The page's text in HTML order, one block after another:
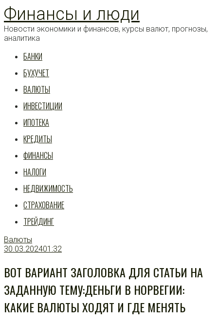
Перейти
к
статье
Финансы и люди
Новости экономики и финансов, курсы валют, прогнозы,
аналитика
БАНКИ
БУХУЧЕТ
ВАЛЮТЫ
ИНВЕСТИЦИИ
ИПОТЕКА
КРЕДИТЫ
ФИНАНСЫ
НАЛОГИ
НЕДВИЖИМОСТЬ
СТРАХОВАНИЕ
ТРЕЙДИНГ
Валюты
30.03.202401:32
ВОТ ВАРИАНТ ЗАГОЛОВКА ДЛЯ СТАТЬИ НА
ЗАДАННУЮ ТЕМУ:ДЕНЬГИ В НОРВЕГИИ:
КАКИЕ ВАЛЮТЫ ХОДЯТ И ГДЕ МЕНЯТЬ